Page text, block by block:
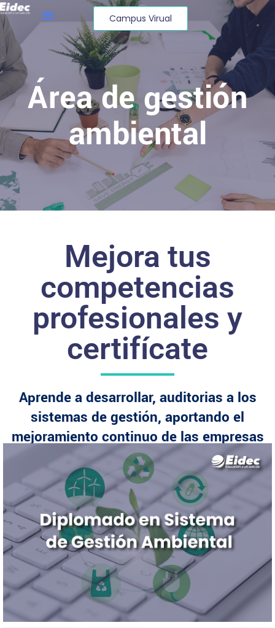
Campus Virual
Área de gestión
ambiental
Mejora tus
competencias
profesionales y
certifícate
Aprende a desarrollar, auditorias a los
sistemas de gestión, aportando el
mejoramiento continuo de las empresas